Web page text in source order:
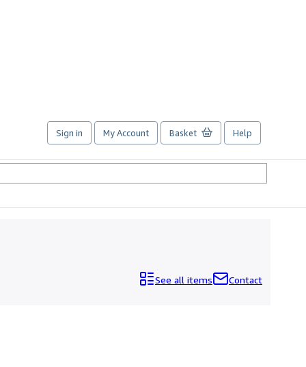
Sign in My Account Basket Help
See all items Contact